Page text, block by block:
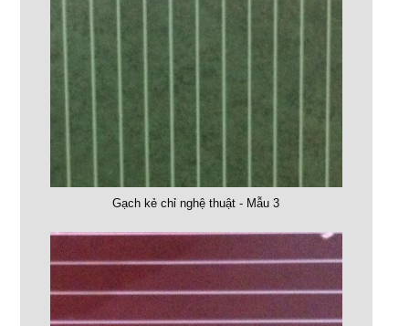
Gạch kẻ chỉ nghệ thuật - Mẫu 3